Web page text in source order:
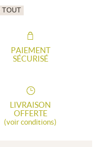
TOUT
PAIEMENT
SÉCURISÉ
LIVRAISON
OFFERTE
(voir conditions)